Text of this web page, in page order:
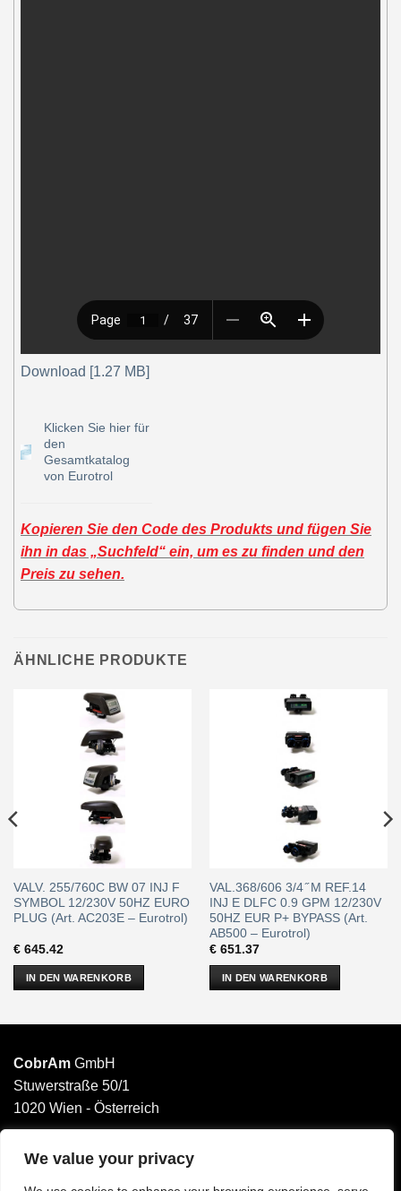
We value your privacy
Download [1.27 MB]
Klicken Sie hier für
den
Gesamtkatalog
von Eurotrol
Kopieren Sie den Code des Produkts und fügen Sie
ihn in das „Suchfeld“ ein, um es zu finden und den
Preis zu sehen.
ÄHNLICHE PRODUKTE
VALV. 255/760C BW 07 INJ F
SYMBOL 12/230V 50HZ EURO
PLUG (Art. AC203E – Eurotrol)
€645.42
IN DEN WARENKORB
VAL.368/606 3/4 ̋ M REF.14
INJ E DLFC 0.9 GPM 12/230V
50HZ EUR P+ BYPASS (Art.
AB500 – Eurotrol)
€651.37
IN DEN WARENKORB
CobrAm GmbH
Stuwerstraße 50/1
1020 Wien - Österreich
______________________
Email: office@cobram.gmbh